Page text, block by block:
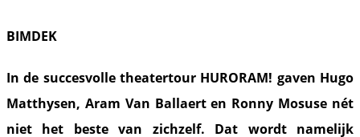
BIMDEK
In de succesvolle theatertour HURORAM! gaven Hugo
Matthysen, Aram Van Ballaert en Ronny Mosuse nét
niet het beste van zichzelf. Dat wordt namelijk